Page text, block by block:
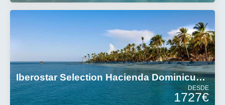
Iberostar Selection Hacienda Dominicus 5 Estrellas
DESDE
1727€